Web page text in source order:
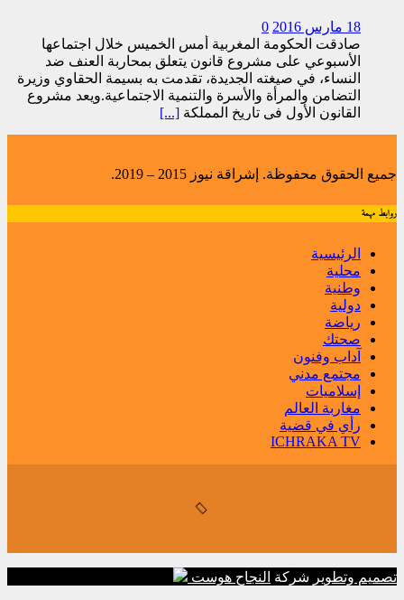
18 مارس 2016
0
صادقت الحكومة المغربية أمس الخميس خلال اجتماعها
الأسبوعي على مشروع قانون يتعلق بمحاربة العنف ضد
النساء، في صيغته الجديدة، تقدمت به بسيمة الحقاوي وزيرة
التضامن والمرأة والأسرة والتنمية الاجتماعية.ويعد مشروع
القانون الأول في تاريخ المملكة [...]
جميع الحقوق محفوظة. إشراقة نيوز 2015 – 2019.
روابط مهمة
الرئيسية
محلية
وطنية
دولية
رياضة
صحتك
آداب وفنون
مجتمع مدني
إسلاميات
مغاربة العالم
رأي في قضية
ICHRAKA TV
تصميم وتطوير شركة النجاح هوست